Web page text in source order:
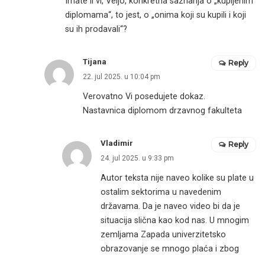
diplomama“, to jest, o „onima koji su kupili i koji
su ih prodavali“?
Tijana
22. jul 2025. u 10:04 pm
Verovatno Vi posedujete dokaz.
Nastavnica diplomom drzavnog fakulteta
Reply
Vladimir
24. jul 2025. u 9:33 pm
Autor teksta nije naveo kolike su plate u
ostalim sektorima u navedenim
državama. Da je naveo video bi da je
situacija slična kao kod nas. U mnogim
zemljama Zapada univerzitetsko
obrazovanje se mnogo plaća i zbog
Reply